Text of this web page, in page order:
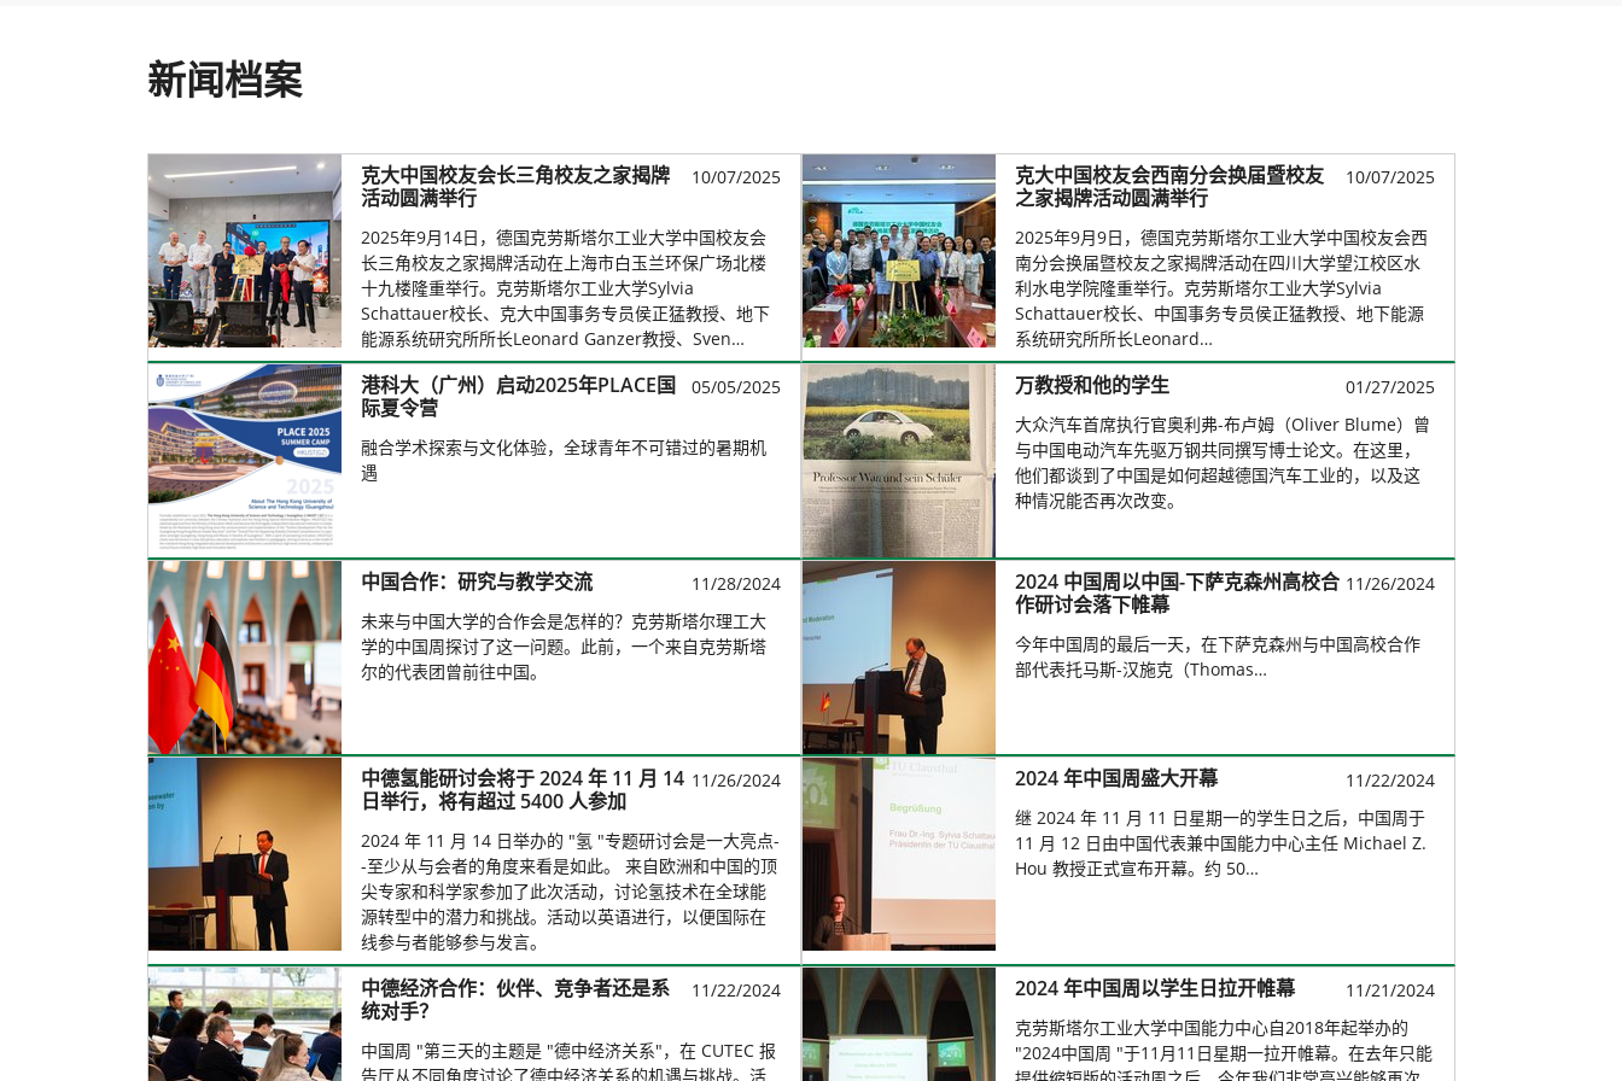
r
e
e
:
新闻档案
10/07/2025
克大中国校友会长三角校友之家揭牌
活动圆满举行
2025年9月14日，德国克劳斯塔尔工业大学中国校友会
长三角校友之家揭牌活动在上海市白玉兰环保广场北楼
十九楼隆重举行。克劳斯塔尔工业大学Sylvia
Schattauer校长、克大中国事务专员侯正猛教授、地下
能源系统研究所所长Leonard Ganzer教授、Sven…
10/07/2025
克大中国校友会西南分会换届暨校友
之家揭牌活动圆满举行
2025年9月9日，德国克劳斯塔尔工业大学中国校友会西
南分会换届暨校友之家揭牌活动在四川大学望江校区水
利水电学院隆重举行。克劳斯塔尔工业大学Sylvia
Schattauer校长、中国事务专员侯正猛教授、地下能源
系统研究所所长Leonard…
05/05/2025
港科大（广州）启动2025年PLACE国
际夏令营
融合学术探索与文化体验，全球青年不可错过的暑期机
遇
01/27/2025
万教授和他的学生
大众汽车首席执行官奥利弗-布卢姆（Oliver Blume）曾
与中国电动汽车先驱万钢共同撰写博士论文。在这里，
他们都谈到了中国是如何超越德国汽车工业的，以及这
种情况能否再次改变。
11/28/2024
中国合作：研究与教学交流
未来与中国大学的合作会是怎样的？克劳斯塔尔理工大
学的中国周探讨了这一问题。此前，一个来自克劳斯塔
尔的代表团曾前往中国。
11/26/2024
2024 中国周以中国-下萨克森州高校合
作研讨会落下帷幕
今年中国周的最后一天，在下萨克森州与中国高校合作
部代表托马斯-汉施克（Thomas…
11/26/2024
中德氢能研讨会将于 2024 年 11 月 14
日举行，将有超过 5400 人参加
2024 年 11 月 14 日举办的 "氢 "专题研讨会是一大亮点-
-至少从与会者的角度来看是如此。 来自欧洲和中国的顶
尖专家和科学家参加了此次活动，讨论氢技术在全球能
源转型中的潜力和挑战。活动以英语进行，以便国际在
线参与者能够参与发言。
11/22/2024
2024 年中国周盛大开幕
继 2024 年 11 月 11 日星期一的学生日之后，中国周于
11 月 12 日由中国代表兼中国能力中心主任 Michael Z.
Hou 教授正式宣布开幕。约 50…
11/22/2024
中德经济合作：伙伴、竞争者还是系
统对手？
中国周 "第三天的主题是 "德中经济关系"，在 CUTEC 报
告厅从不同角度讨论了德中经济关系的机遇与挑战。活
11/21/2024
2024 年中国周以学生日拉开帷幕
克劳斯塔尔工业大学中国能力中心自2018年起举办的
"2024中国周 "于11月11日星期一拉开帷幕。在去年只能